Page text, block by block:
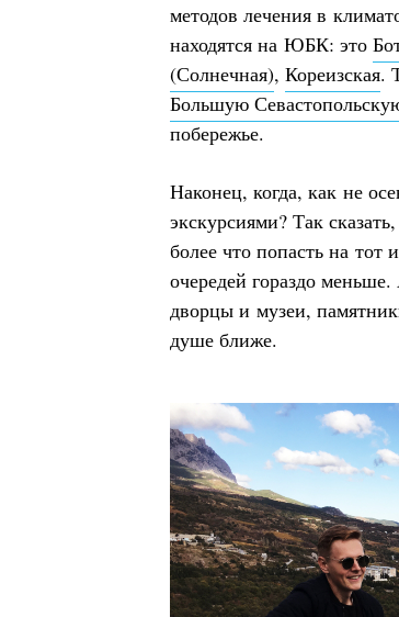
методов лечения в
находятся на ЮБК: это
(Солнечная), Кореизская.
Большую
побережье.
Наконец, когда, как не
экскурсиями? Так
более что попасть на тот
очередей гораздо
дворцы и музеи,
душе ближе.